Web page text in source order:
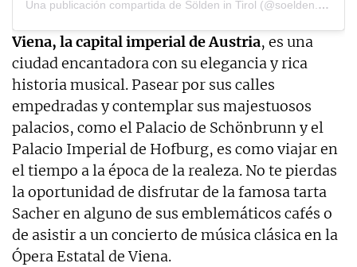
Una publicación compartida de Sölden in Tirol (@soelden.official)
Viena, la capital imperial de Austria, es una
ciudad encantadora con su elegancia y rica
historia musical. Pasear por sus calles
empedradas y contemplar sus majestuosos
palacios, como el Palacio de Schönbrunn y el
Palacio Imperial de Hofburg, es como viajar en
el tiempo a la época de la realeza. No te pierdas
la oportunidad de disfrutar de la famosa tarta
Sacher en alguno de sus emblemáticos cafés o
de asistir a un concierto de música clásica en la
Ópera Estatal de Viena.